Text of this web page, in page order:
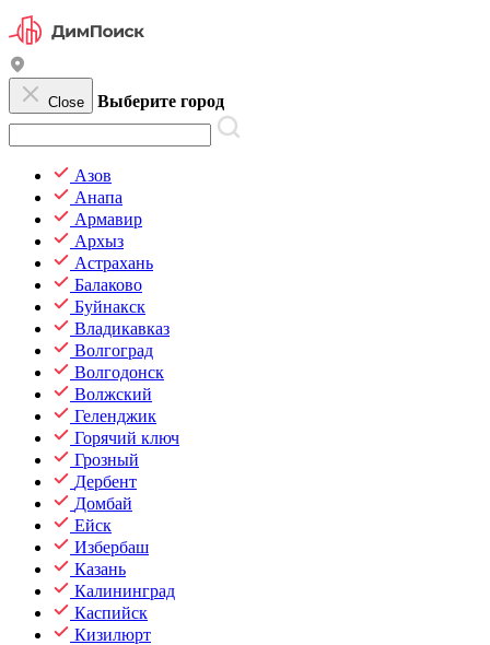
Close Выберите город
Азов
Анапа
Армавир
Архыз
Астрахань
Балаково
Буйнакск
Владикавказ
Волгоград
Волгодонск
Волжский
Геленджик
Горячий ключ
Грозный
Дербент
Домбай
Ейск
Избербаш
Казань
Калининград
Каспийск
Кизилюрт